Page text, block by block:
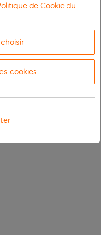
de Cookie du
cookies